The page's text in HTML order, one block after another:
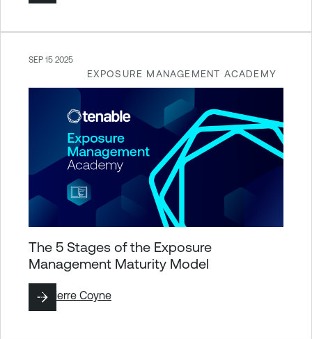
EXPOSURE MANAGEMENT ACADEMY
SEP 15 2025
The 5 Stages of the Exposure
Management Maturity Model
Por Pierre Coyne